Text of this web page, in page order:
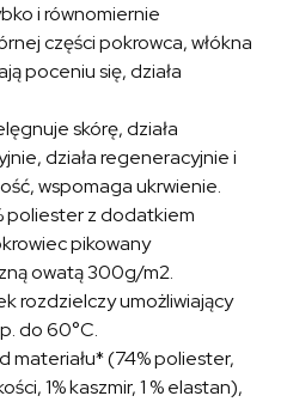
i równomiernie
części pokrowca, włókna
poceniu się, działa
skórę, działa
działa regeneracyjnie i
wspomaga ukrwienie.
poliester z dodatkiem
pikowany
owatą 300g/m2.
rozdzielczy umożliwiający
do 60°C.
materiału* (74% poliester,
1% kaszmir, 1 % elastan),